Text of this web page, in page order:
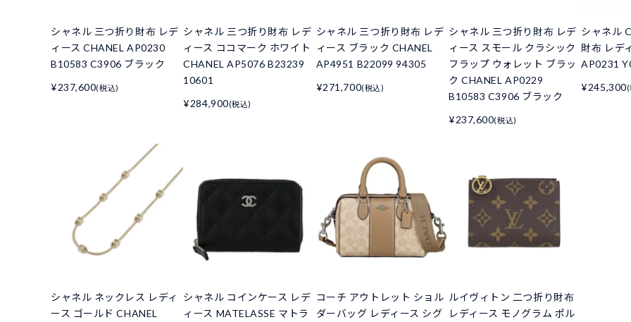
シャネル 三つ折り財布 レデ
ィース CHANEL AP0230
B10583 C3906 ブラック
¥237,600(税込)
シャネル 三つ折り財布 レデ
ィース ココマーク ホワイト
CHANEL AP5076 B23239
10601
¥284,900(税込)
シャネル 三つ折り財布 レデ
ィース ブラック CHANEL
AP4951 B22099 94305
¥271,700(税込)
シャネル 三つ折り財布 レデ
ィース スモール クラシック
フラップ ウォレット ブラッ
ク CHANEL AP0229
B10583 C3906 ブラック
¥237,600(税込)
シャネル
財布 レデ
AP0231
¥245,300
シャネル ネックレス レディ
ース ゴールド CHANEL
シャネル コインケース レデ
ィース MATELASSE マトラ
コーチ アウトレット ショル
ダーバッグ レディース シグ
ルイヴィトン 二つ折り財布
レディース モノグラム ポル